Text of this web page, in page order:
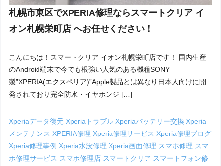
札幌市東区でXPERIA修理ならスマートクリア イ
オン札幌栄町店 へお任せください！
こんにちは！スマートクリア イオン札幌栄町店です！ 国内生産
のAndroid端末で今でも根強い人気のある機種SONY
製”XPERIA(エクスペリア)”Apple製品とは異なり日本人向けに開
発されており完全防水・イヤホンジ […]
Xperiaデータ復元 Xperiaトラブル Xperiaバッテリー交換 Xperia
メンテナンス XPERIA修理 Xperia修理サービス Xperia修理ブログ
Xperia修理事例 Xperia水没修理 Xperia画面修理 スマホ修理 スマ
ホ修理サービス スマホ修理店 スマートクリア スマートフォン修